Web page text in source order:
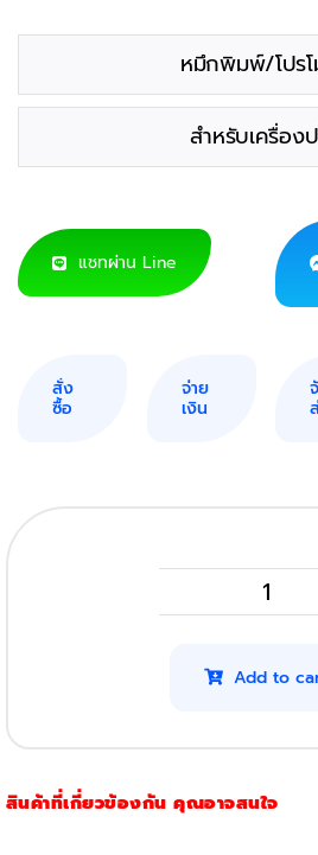
หมึกพิมพ์/โปร
สำหรับเครื่อง
แชทผ่าน Line
สั่ง
ซื้อ
จ่าย
เงิน
OKI
Add to
สินค้าที่เกี่ยวข้องกัน คุณอาจสนใจ